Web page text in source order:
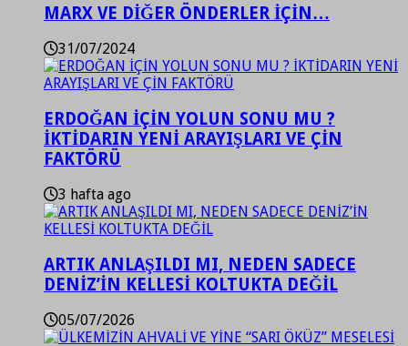
MARX VE DİĞER ÖNDERLER İÇİN…
31/07/2024
ERDOĞAN İÇİN YOLUN SONU MU ?
İKTİDARIN YENİ ARAYIŞLARI VE ÇİN
FAKTÖRÜ
3 hafta ago
ARTIK ANLAŞILDI MI, NEDEN SADECE
DENİZ’İN KELLESİ KOLTUKTA DEĞİL
05/07/2026